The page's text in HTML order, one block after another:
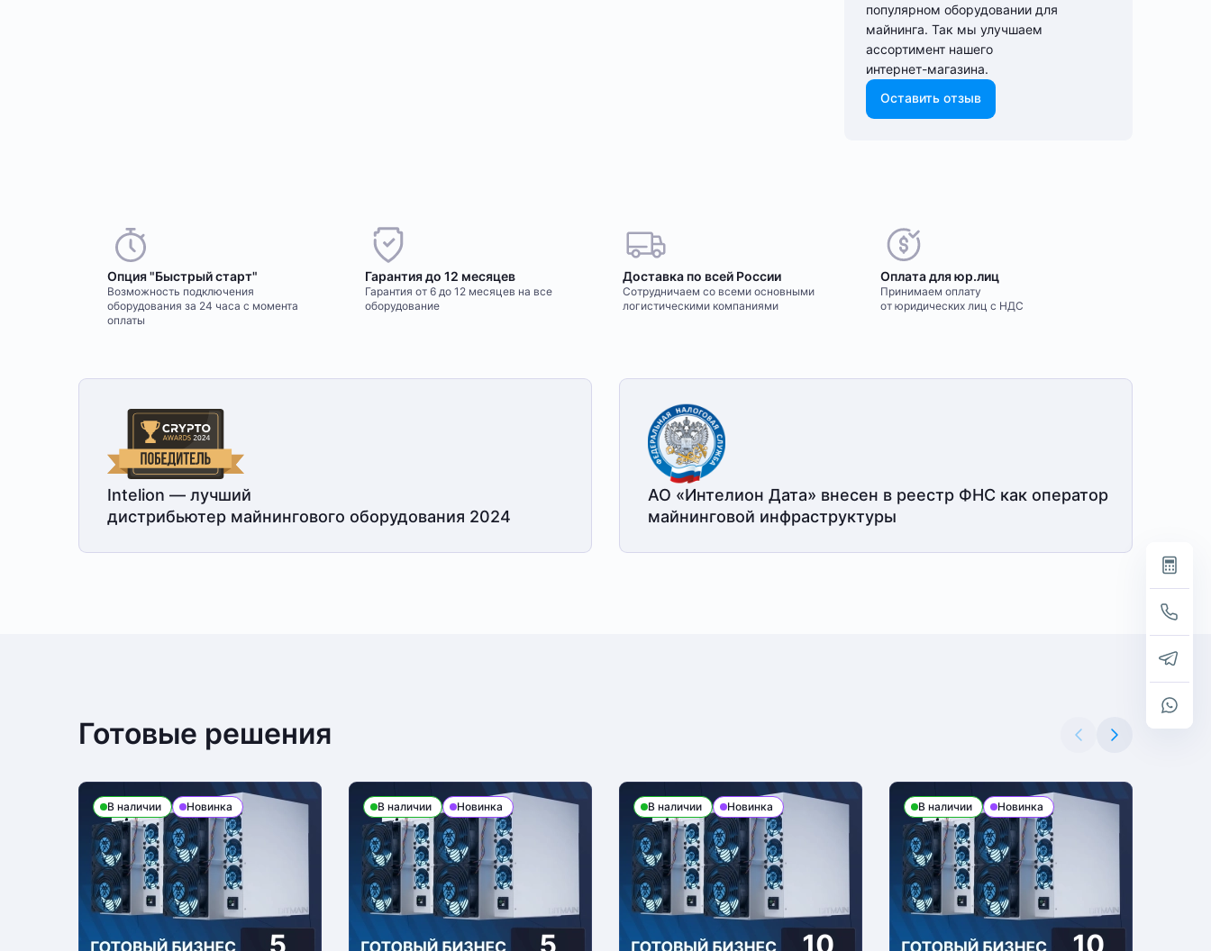
популярном оборудовании для
майнинга. Так мы улучшаем
ассортимент нашего
интернет-⁠магазина.
Оставить отзыв
Опция "Быстрый старт"
Возможность подключения
оборудования за 24 часа с момента
оплаты
Гарантия до 12 месяцев
Гарантия от 6 до 12 месяцев на все
оборудование
Доставка по всей России
Сотрудничаем со всеми основными
логистическими компаниями
Оплата для юр.лиц
Принимаем оплату
от юридических лиц с НДС
Intelion — лучший
дистрибьютер майнингового оборудования 2024
АО «Интелион Дата» внесен в реестр ФНС как оператор
майнинговой инфраструктуры
Готовые решения
В наличии Новинка В наличии Новинка В наличии Новинка В наличии Новинка